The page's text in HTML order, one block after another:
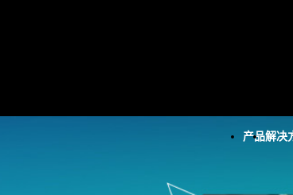
产品
所有产品
解决
所有资源和服务